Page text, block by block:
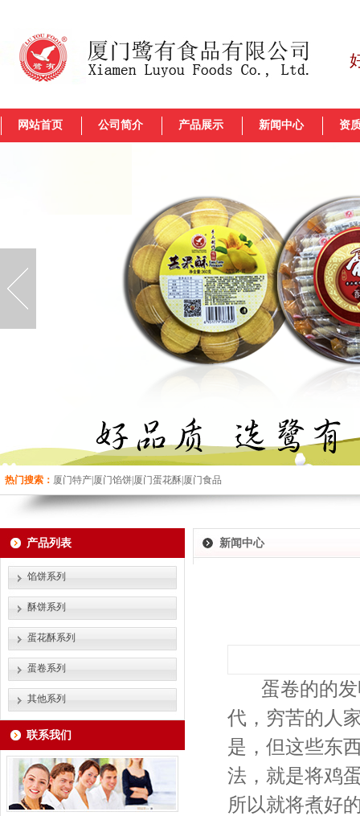
网站首页 公司简介 产品展示 新闻中心 资
热门搜索： 厦门特产|厦门馅饼|厦门蛋花酥|厦门食品
产品列表
馅饼系列
酥饼系列
蛋花酥系列
蛋卷系列
其他系列
联系我们
新闻中心
蛋卷的的发
代，穷苦的人
是，但这些东
法，就是将鸡
所以就将煮好